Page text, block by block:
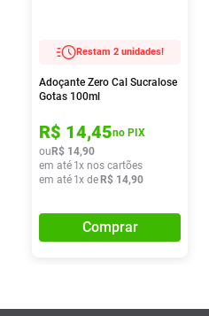
Restam 2 unidades!
Adoçante Zero Cal Sucralose
Gotas 100ml
R$ 14,45no PIX
ou R$ 14,90
em até 1x nos cartões
em até 1x de R$ 14,90
Comprar